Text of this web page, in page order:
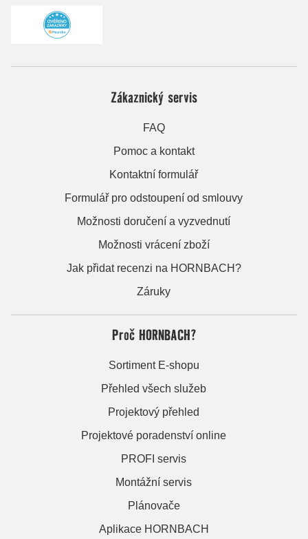
Zákaznický servis
FAQ
Pomoc a kontakt
Kontaktní formulář
Formulář pro odstoupení od smlouvy
Možnosti doručení a vyzvednutí
Možnosti vrácení zboží
Jak přidat recenzi na HORNBACH?
Záruky
Proč HORNBACH?
Sortiment E-shopu
Přehled všech služeb
Projektový přehled
Projektové poradenství online
PROFI servis
Montážní servis
Plánovače
Aplikace HORNBACH